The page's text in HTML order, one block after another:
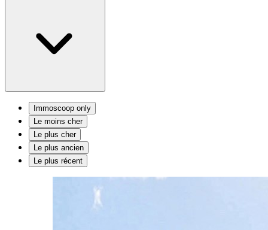
Immoscoop only
Le moins cher
Le plus cher
Le plus ancien
Le plus récent